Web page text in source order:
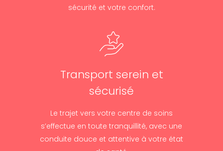
sécurité et votre confort.
Transport serein et
sécurisé
Le trajet vers votre centre de soins
s’effectue en toute tranquillité, avec une
conduite douce et attentive à votre état